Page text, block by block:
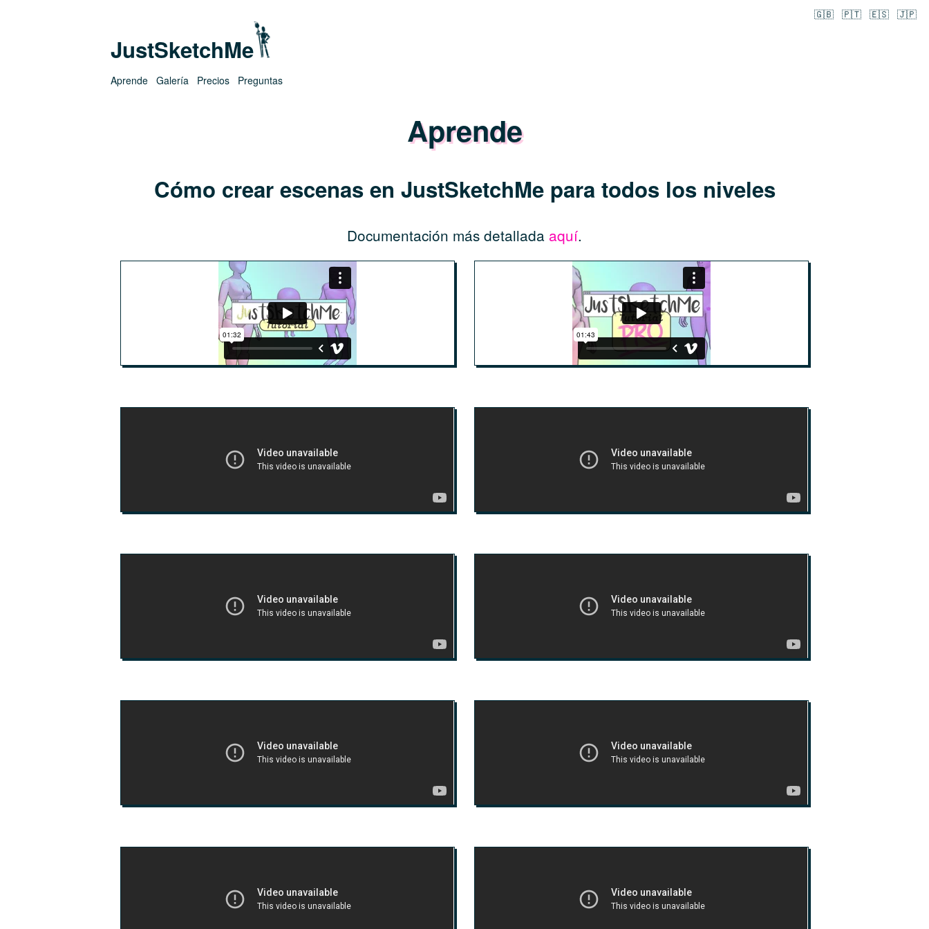
JustSketchMe
🇬🇧 🇵🇹 🇪🇸 🇯🇵
Aprende Galería Precios Preguntas
Aprende
Cómo crear escenas en JustSketchMe para todos los niveles
Documentación más detallada aquí.